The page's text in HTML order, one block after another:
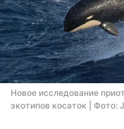
Новое исследование
экотипов косаток | Фото: